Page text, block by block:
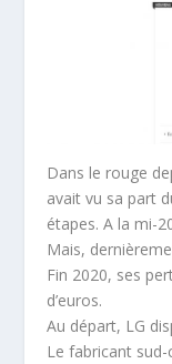
Dans le rouge
avait vu sa part
étapes. A la mi-
Mais,
Fin 2020, ses
d’euros.
Au départ, LG
Le fabricant